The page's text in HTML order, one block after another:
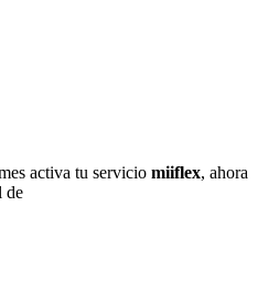
activa tu servicio miiflex, ahora
de